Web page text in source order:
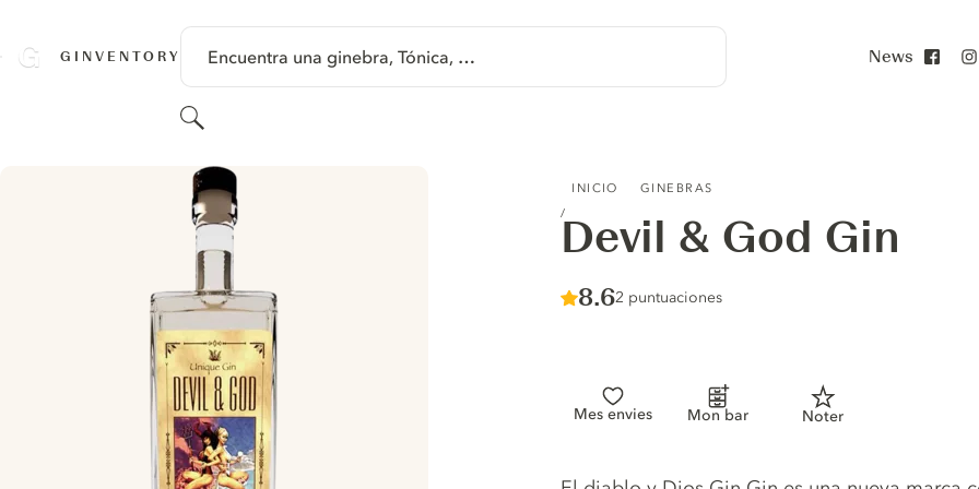
GINVENTORY Encuentra una ginebra, Tónica, …
Buscar
News
INICIO GINEBRAS
Devil & God Gin
Score :
8.6/ 10
2 puntuaciones
Mes envies Mon bar Noter